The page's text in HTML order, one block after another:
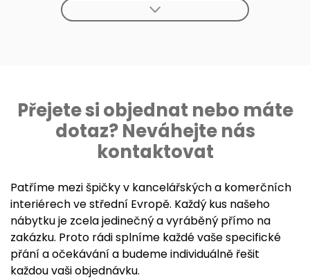
Přejete si objednat nebo máte
dotaz? Neváhejte nás
kontaktovat
Patříme mezi špičky v kancelářských a komerčních
interiérech ve střední Evropě. Každý kus našeho
nábytku je zcela jedinečný a vyráběný přímo na
zakázku. Proto rádi splníme každé vaše specifické
přání a očekávání a budeme individuálně řešit
každou vaši objednávku.